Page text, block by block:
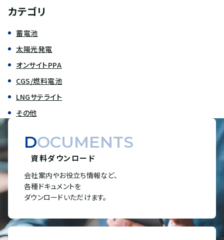
カテゴリ
蓄電池
太陽光発電
オンサイトPPA
CGS/燃料電池
LNGサテライト
その他
DOCUMENTS
資料ダウンロード
会社案内やお役立ち情報など、
各種ドキュメントを
ダウンロードいただけます。